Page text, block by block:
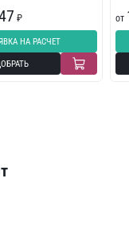
₽
НА РАСЧЕТ
от